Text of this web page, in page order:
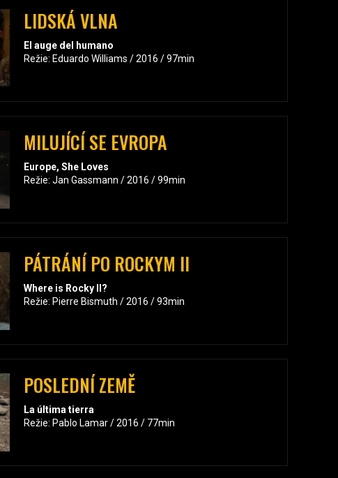
LIDSKÁ VLNA
El auge del humano
Režie: Eduardo Williams / 2016 / 97min
MILUJÍCÍ SE EVROPA
Europe, She Loves
Režie: Jan Gassmann / 2016 / 99min
PÁTRÁNÍ PO ROCKYM II
Where is Rocky II?
Režie: Pierre Bismuth / 2016 / 93min
POSLEDNÍ ZEMĚ
La última tierra
Režie: Pablo Lamar / 2016 / 77min